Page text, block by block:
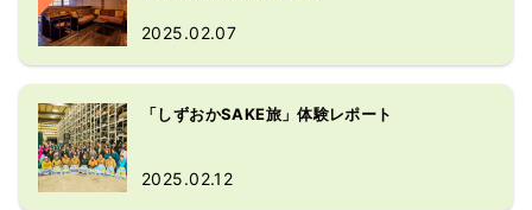
2025.02.07
「しずおかSAKE旅」体験レポート
2025.02.12